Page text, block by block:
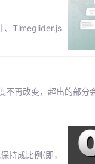
、Timeglider.js
再改变，超出的部分
持成比例(即，